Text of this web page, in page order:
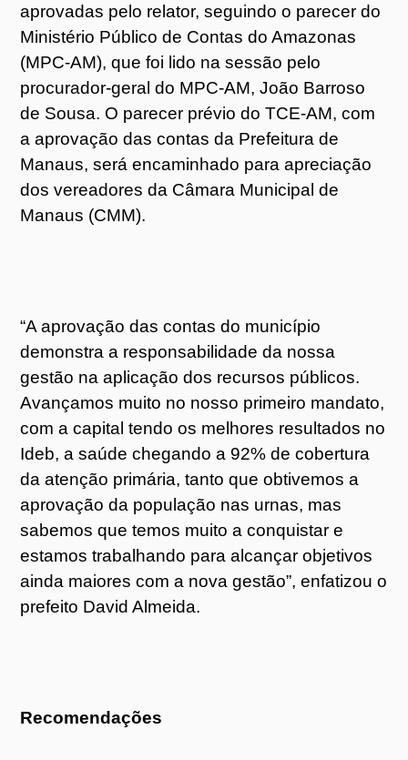
aprovadas pelo relator, seguindo o parecer do
Ministério Público de Contas do Amazonas
(MPC-AM), que foi lido na sessão pelo
procurador-geral do MPC-AM, João Barroso
de Sousa. O parecer prévio do TCE-AM, com
a aprovação das contas da Prefeitura de
Manaus, será encaminhado para apreciação
dos vereadores da Câmara Municipal de
Manaus (CMM).
“A aprovação das contas do município
demonstra a responsabilidade da nossa
gestão na aplicação dos recursos públicos.
Avançamos muito no nosso primeiro mandato,
com a capital tendo os melhores resultados no
Ideb, a saúde chegando a 92% de cobertura
da atenção primária, tanto que obtivemos a
aprovação da população nas urnas, mas
sabemos que temos muito a conquistar e
estamos trabalhando para alcançar objetivos
ainda maiores com a nova gestão”, enfatizou o
prefeito David Almeida.
Recomendações